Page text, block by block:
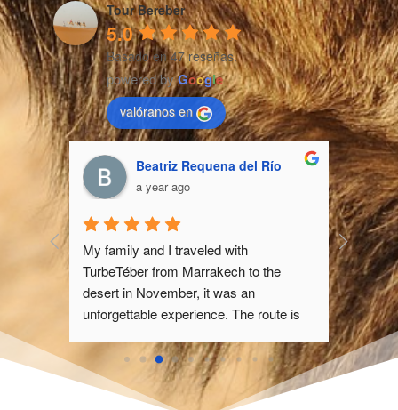
Tour Bereber
5.0
Basado en 47 reseñas.
powered byGoogle
valóranos en
Beatriz Requena del Río
a year ago
My family and I traveled with
TurbeTéber from Marrakech to the
desert in November, it was an
unforgettable experience. The route is
landscapes of the Atlas and small
Berber villages. Upon reaching the
desert, sleeping under the stars in a